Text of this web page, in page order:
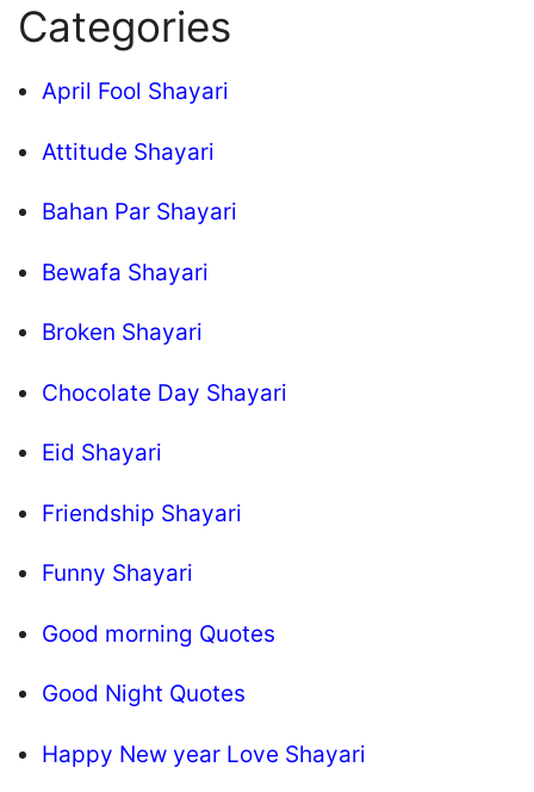
Categories
April Fool Shayari
Attitude Shayari
Bahan Par Shayari
Bewafa Shayari
Broken Shayari
Chocolate Day Shayari
Eid Shayari
Friendship Shayari
Funny Shayari
Good morning Quotes
Good Night Quotes
Happy New year Love Shayari